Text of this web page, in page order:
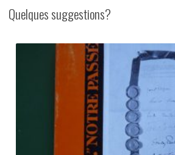
Quelques suggestions?